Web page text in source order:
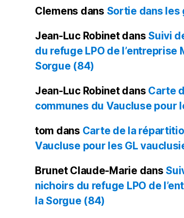
Clemens dans Sortie dans les
Jean-Luc Robinetdans Suivi
du refuge LPO de l’entreprise
Sorgue (84)
Jean-Luc Robinetdans Carte
communes du Vaucluse pour
tom dans Carte de la
Vaucluse pour les GL
Brunet Claude-Marie dans
nichoirs du refuge LPO de
la Sorgue (84)